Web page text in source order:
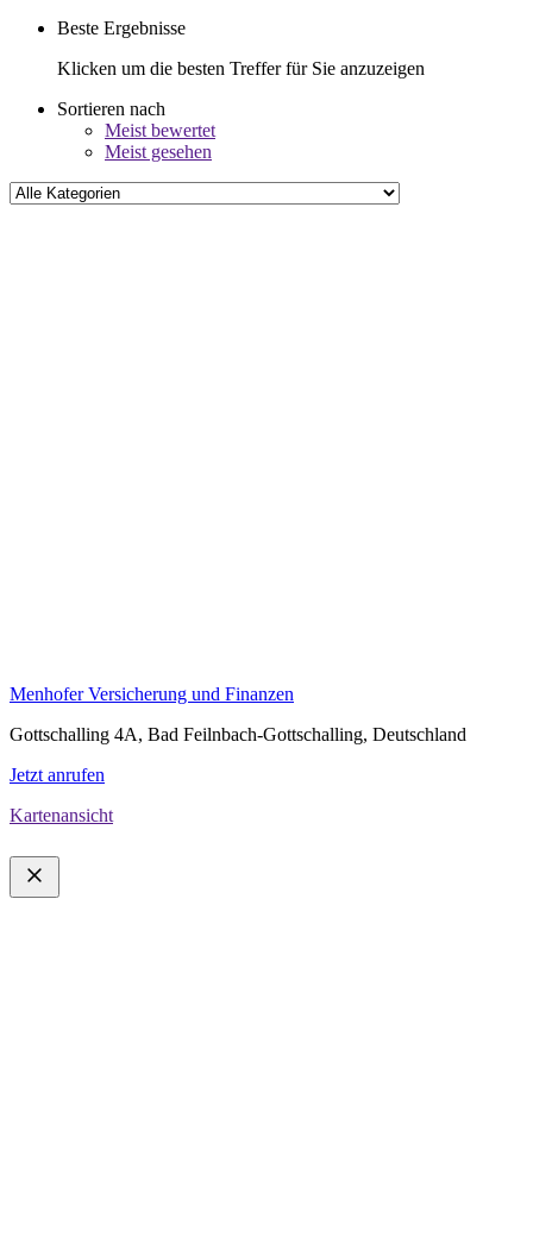
Beste Ergebnisse
Klicken um die besten Treffer für Sie anzuzeigen
Sortieren nach
Meist bewertet
Meist gesehen
Menhofer Versicherung und Finanzen
Gottschalling 4A, Bad Feilnbach-Gottschalling, Deutschland
Jetzt anrufen
Kartenansicht